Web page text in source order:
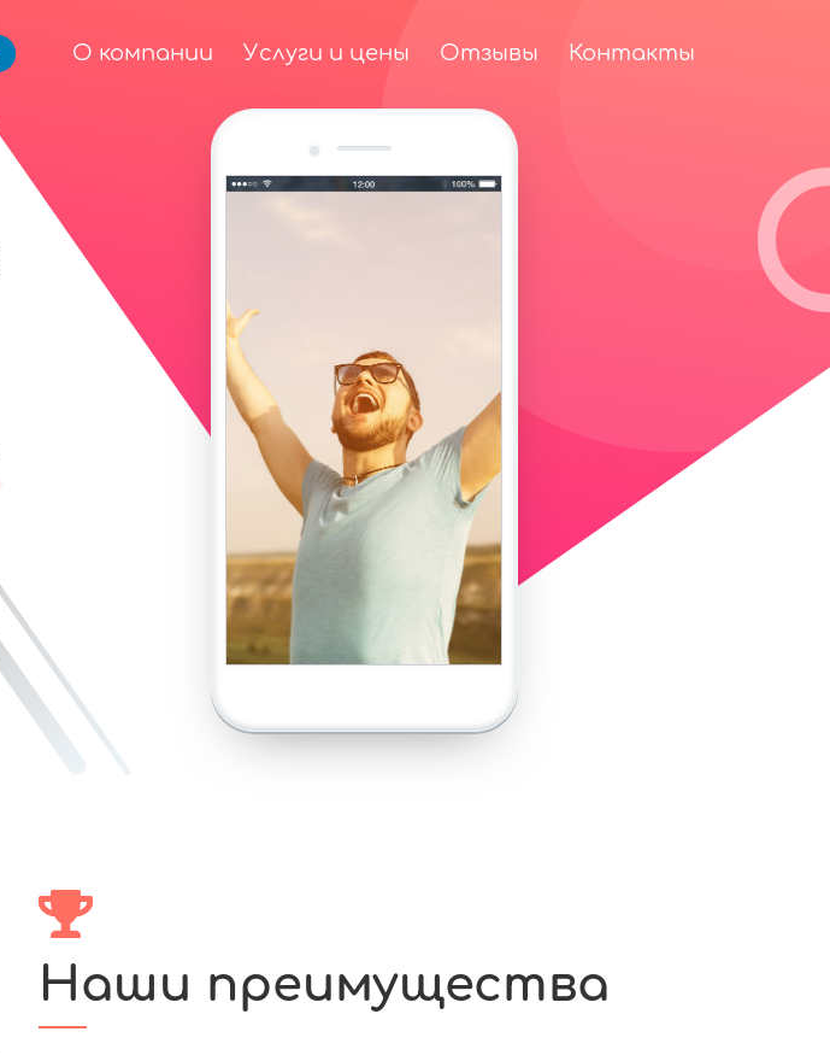
О компании Услуги и цены Отзывы Контакты
Наши преимущества